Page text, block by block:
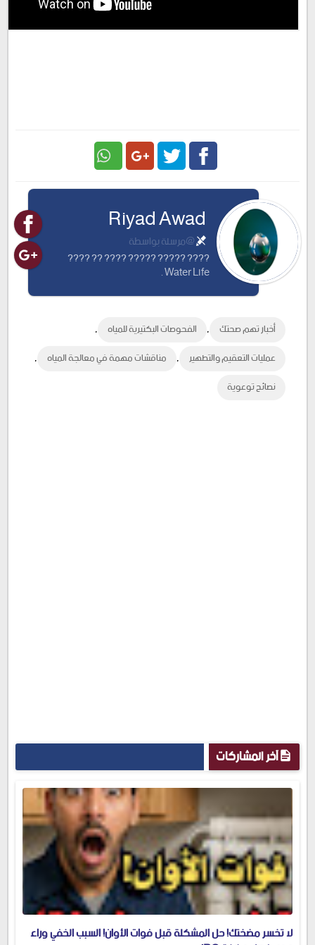
Plus
Riyad Awad
@مرسلة بواسطة
???? ????? ????? ???? ?? ????
Water Life .
أخبار تهم صحتك , الفحوصات البكتيرية للمياه ,
عمليات التعقيم والتطهير , مناقشات مهمة في معالجة المياه ,
نصائح توعوية
آخر المشاركات
لا تخسر مضختك! حل المشكلة قبل فوات الأوان! السبب الخفي وراء